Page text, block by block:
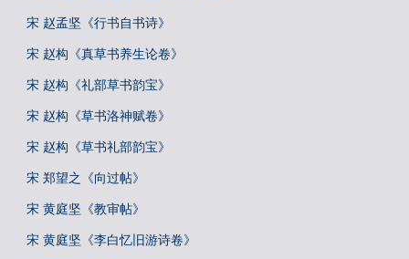
宋 赵孟坚《行书自书诗》
宋 赵构《真草书养生论卷》
宋 赵构《礼部草书韵宝》
宋 赵构《草书洛神赋卷》
宋 赵构《草书礼部韵宝》
宋 郑望之《向过帖》
宋 黄庭坚《教审帖》
宋 黄庭坚《李白忆旧游诗卷》